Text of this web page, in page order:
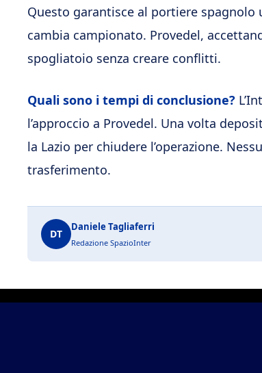
Questo garantisce al portiere
cambia campionato. Provedel,
spogliatoio senza creare conflitti.
Quali sono i tempi di conclusione?
l’approccio a Provedel. Una volta
la Lazio per chiudere l’operazione.
trasferimento.
DT
Daniele Tagliaferri
Redazione SpazioInter